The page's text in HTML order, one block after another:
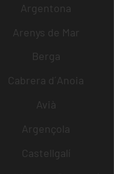
Argentona
Arenys de Mar
Berga
Cabrera d´Anoia
Avià
Argençola
Castellgalí